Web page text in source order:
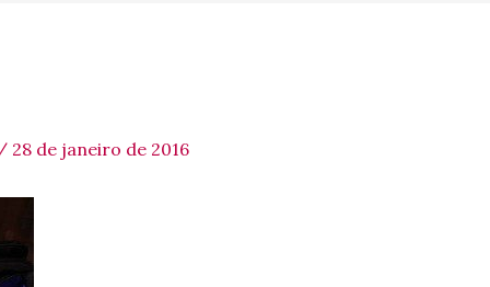
/ 28 de janeiro de 2016